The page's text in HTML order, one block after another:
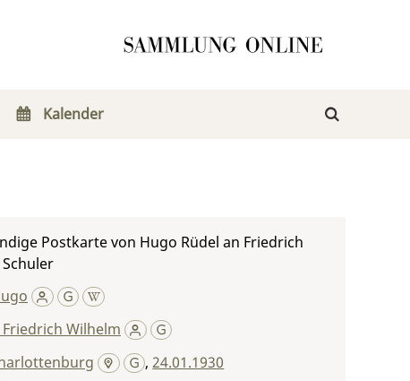
Kalender
Postkarte von Hugo Rüdel an Friedrich
Wilhelm
,24.01.1930